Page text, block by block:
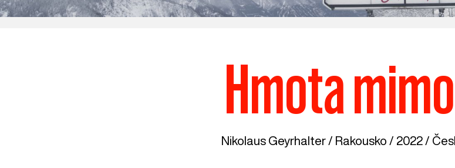
Hmota
Nikolaus Geyrhalter / Rakousko / 2022 /